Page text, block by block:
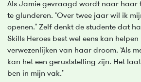
Als Jamie gevraagd wordt naar haar
te glunderen. ‘Over twee jaar wil ik
openen.’ Zelf denkt de studente dat
Skills Heroes best wel eens kan
verwezenlijken van haar droom. ‘Als
kan het een geruststelling zijn. Het
ben in mijn vak.’